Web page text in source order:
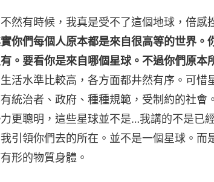
然有時候，我真是受不了這個地球，倍感
你們每個人原本都是來自很高等的世界。
。要看你是來自哪個星球。不過你們原本
生活水準比較高，各方面都井然有序。可惜
統治者、政府、種種規範，受制約的社會
更聰明，這些星球並不是…我講的不是已
引領你們去的所在。並不是一個星球。而
形的物質身體。